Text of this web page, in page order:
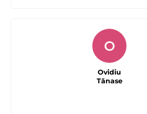
O
Ovidiu
Tănase